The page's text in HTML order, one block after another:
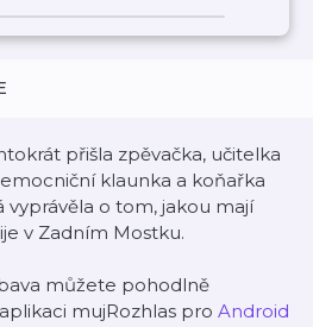
přišla zpěvačka, učitelka
klaunka a koňařka
vyprávěla o tom, jakou mají
v Zadním Mostku.
můžete pohodlně
mujRozhlas pro Android